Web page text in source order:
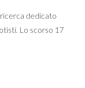
dedicato
Lo scorso 17